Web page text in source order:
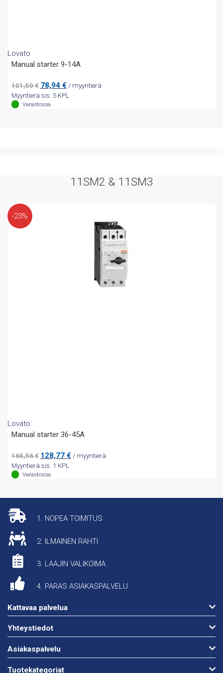
Lovato
Manual starter 9-14A
101,50€ Alkuperäinen
hinta
oli:
78,94 €Nykyinen
hinta
/ myyntierä
Myyntierä sis. 5 KPL
Varastossa
11SM2 & 11SM3
-23%
Lovato
Manual starter 36-45A
165,56€ Alkuperäinen
hinta
oli:
128,77 €Nykyinen
/ myyntierä
Myyntierä sis. 1 KPL
Varastossa
1. NOPEA TOIMITUS
2. ILMAINEN RAHTI
3. LAAJIN VALIKOIMA
4. PARAS ASIAKASPALVELU
Kattavaa palvelua
Yhteystiedot
Asiakaspalvelu
Tuotekategoriat